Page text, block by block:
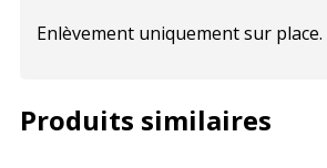
Enlèvement uniquement sur place.
Produits similaires